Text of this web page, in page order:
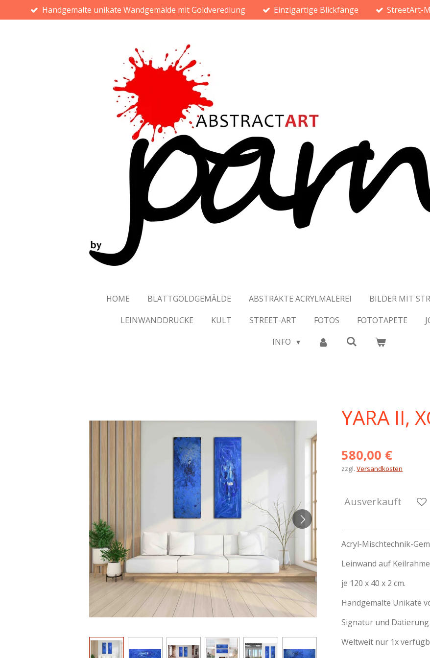
Hauptinhalt
Handgemalte unikate Wandgemälde mit Goldveredlung Einzigartige Blickfänge StreetArt-
HOME BLATTGOLDGEMÄLDE ABSTRAKTE ACRYLMALEREI BILDER MIT
LEINWANDDRUCKE
KULT STREET-ART FOTOS FOTOTAPETE
INFO
YARA II,
580,00 €
zzgl. Versandkosten
Ausverkauft
Acryl-Mischtechnik-
Leinwand auf
je 120 x 40 x 2 cm.
Handgemalte Unikate
Signatur und
Weltweit nur 1x